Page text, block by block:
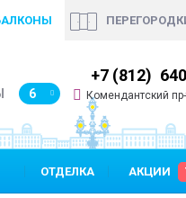
6
+7 (812)
Комендантский
ОТДЕЛКА АКЦИИ